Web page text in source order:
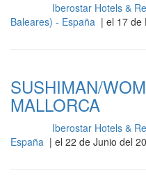
Iberostar Hotels &
Baleares) - España | el 17 de
SUSHIMAN/
MALLORCA
Iberostar Hotels &
España | el 22 de Junio del